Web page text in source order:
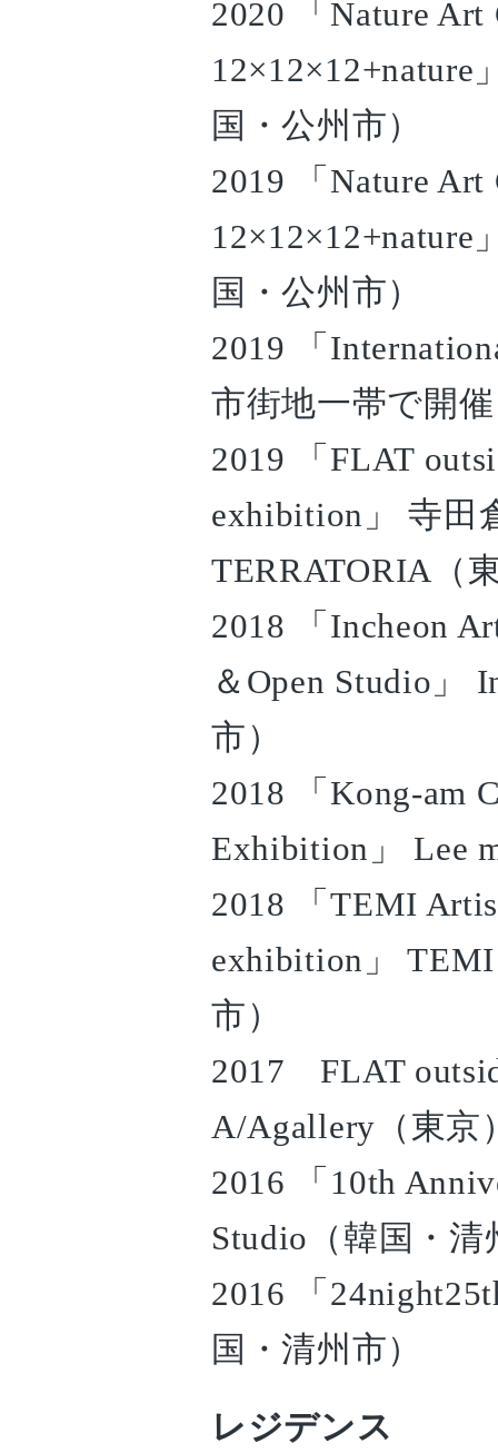
2020 「Nature
12×12×12+nature
国・公州市）
2019 「Nature
12×12×12+nature
国・公州市）
2019 「
市街地一帯で開
2019 「FLAT
exhibition」 寺田
TERRATORIA（
2018 「Incheon
＆Open Studio」
市）
2018 「Kong-am
Exhibition」 Lee
2018 「TEMI
exhibition」
市）
2017 FLAT
A/Agallery（東京
2016 「10th
Studio（韓国・清
2016 「
国・清州市）
レジデンス